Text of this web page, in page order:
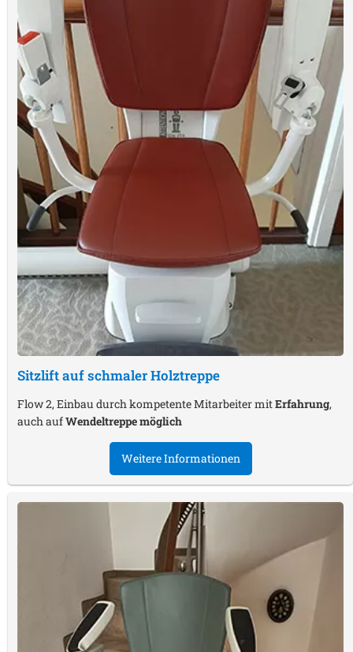
Sitzlift auf schmaler Holztreppe
Flow 2, Einbau durch kompetente Mitarbeiter mitErfahrung,
auch aufWendeltreppe möglich
Weitere Informationen